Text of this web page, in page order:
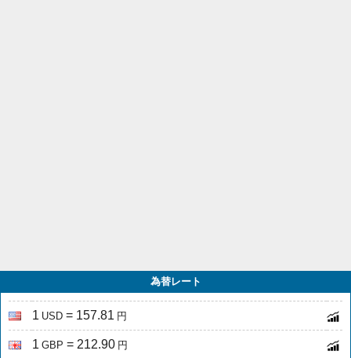
為替レート
1 USD = 157.81 円
1 GBP = 212.90 円